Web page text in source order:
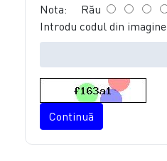
Nota: Rău
Introdu codul din imagine
Continuă